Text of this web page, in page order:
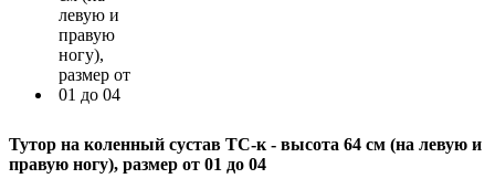
Тутор на коленный сустав ТС-к - высота 64 см (на левую и
правую ногу), размер от 01 до 04